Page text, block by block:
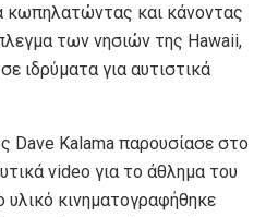
κωπηλατώντας και κάνοντας
των νησιών της Hawaii,
ιδρύματα για αυτιστικά
Dave Kalama παρουσίασε στο
video για το άθλημα του
υλικό κινηματογραφήθηκε